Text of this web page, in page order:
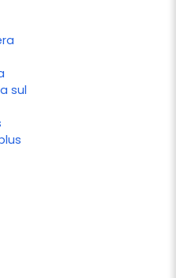
sul